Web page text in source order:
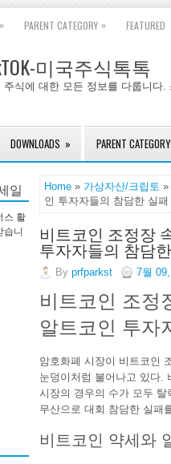
» PARENT CATEGORY » FEATURED
미국주식톡톡
주식에 대한 모든 정보를 다룹니다.
DOWNLOADS » PARENT CATEGORY
일
스 활
니
Home » 가상자산/크립토 »
인 투자자들의 참담한 실패
비트코인 조정장
투자자들의 참담
By prfparkst 7월
비트코인 조정
알트코인 투자
암호화폐 시장이 비트코인
눈덩이처럼 불어나고 있다.
시장의 경우의 수가 모두
무산으로 대회 참담한 실패
비트코인 약세와